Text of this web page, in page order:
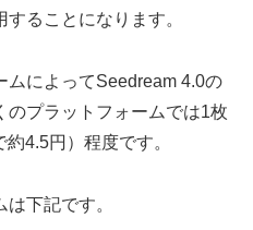
ることになります。
ムによってSeedream 4.0の
のプラットフォームでは1枚
4.5円）程度です。
下記です。